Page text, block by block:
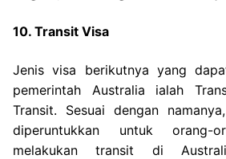
10. Transit Visa
Jenis visa berikutnya yang
pemerintah Australia ialah
Transit. Sesuai dengan
diperuntukkan untuk orang-
melakukan transit di